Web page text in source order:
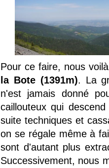
Pour ce faire, nous
la Bote (1391m). La
n'est jamais donné
caillouteux qui
suite techniques et
on se régale même à
sont d'autant plus
Successivement, nous